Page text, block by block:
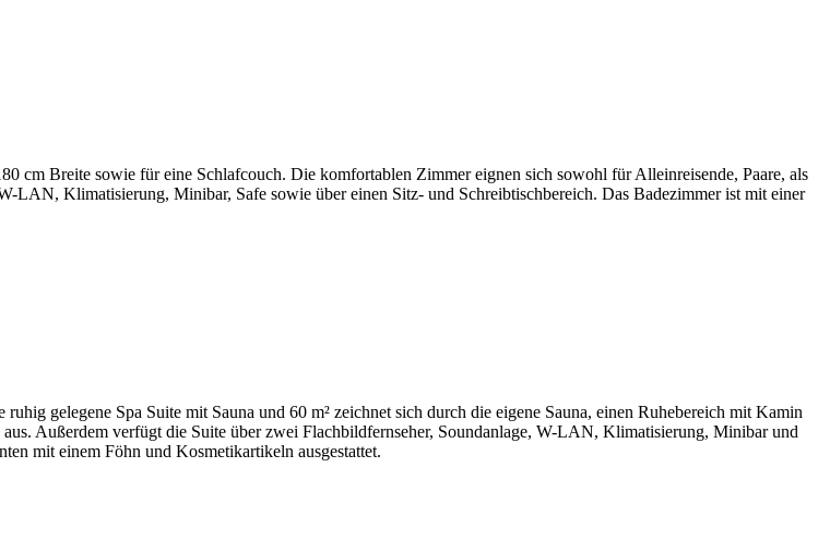
cm Breite sowie für eine Schlafcouch. Die komfortablen Zimmer eignen sich sowohl für Alleinreisende, Paare, als
LAN, Klimatisierung, Minibar, Safe sowie über einen Sitz- und Schreibtischbereich. Das Badezimmer ist mit einer
gelegene Spa Suite mit Sauna und 60 m² zeichnet sich durch die eigene Sauna, einen Ruhebereich mit Kamin
Außerdem verfügt die Suite über zwei Flachbildfernseher, Soundanlage, W-LAN, Klimatisierung, Minibar und
mit einem Föhn und Kosmetikartikeln ausgestattet.